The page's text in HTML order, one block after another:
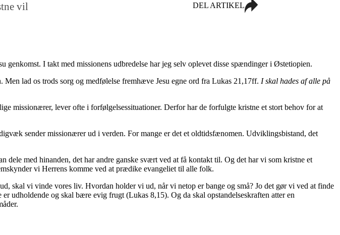
vil
DEL ARTIKEL
genkomst. I takt med missionens udbredelse har jeg selv oplevet disse spændinger i Østetiopien.
Men lad os trods sorg og medfølelse fremhæve Jesu egne ord fra Lukas 21,17ff. I skal hades af alle på
missionærer, leverofte i forfølgelsessituationer. Derfor har de forfulgte kristne et stort behov forat
sendermissionærer ud i verden. For mange er det et oldtidsfænomen. Udviklingsbistand, det
dele med hinanden, det har andre ganske svært ved at få kontakt til. Og det har vi som kristne et
vi Herrens komme ved at prædike evangeliet til alle folk.
, skal vi vinde vores liv. Hvordan holder vi ud, når vi netop er bange og små? Jo det gør vi ved at finde
er udholdende og skal bære evig frugt (Lukas 8,15). Og da skal opstandelseskraften atter en
.